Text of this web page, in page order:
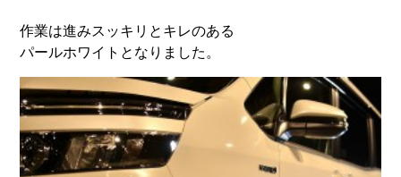
作業は進みスッキリとキレのある
パールホワイトとなりました。